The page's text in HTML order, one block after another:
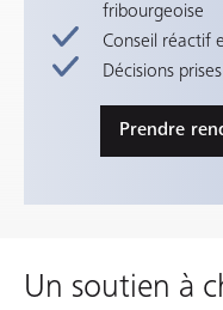
fribourgeoise
Conseil réactif
Décisions
Prendre
Un soutien à